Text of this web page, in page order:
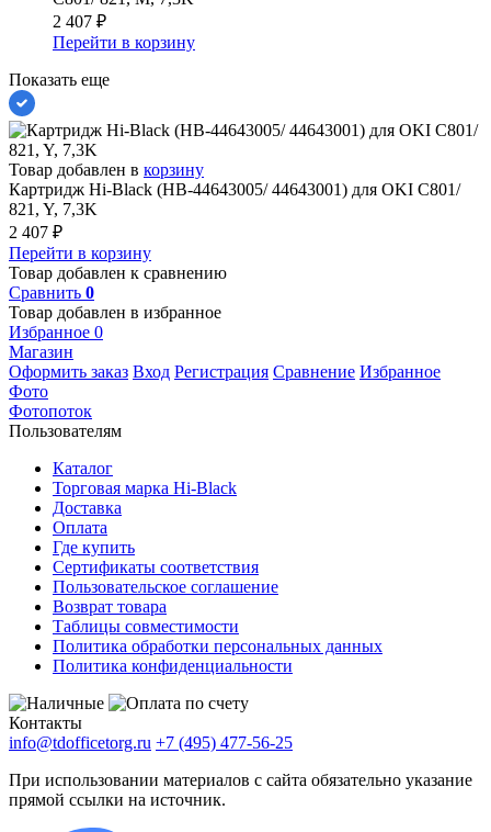
2 407 ₽
Перейти в корзину
Показать еще
Товар добавлен в корзину
Картридж Hi-Black (HB-44643005/ 44643001) для OKI C801/
821, Y, 7,3K
2 407 ₽
Перейти в корзину
Товар добавлен к сравнению
Сравнить 0
Товар добавлен в избранное
Избранное 0
Магазин
Оформить заказ Вход Регистрация Сравнение Избранное
Фото
Фотопоток
Пользователям
Каталог
Торговая марка Hi-Black
Доставка
Оплата
Где купить
Сертификаты соответствия
Пользовательское соглашение
Возврат товара
Таблицы совместимости
Политика обработки персональных данных
Политика конфиденциальности
Контакты
info@tdofficetorg.ru +7 (495) 477-56-25
При использовании материалов с сайта обязательно указание
прямой ссылки на источник.